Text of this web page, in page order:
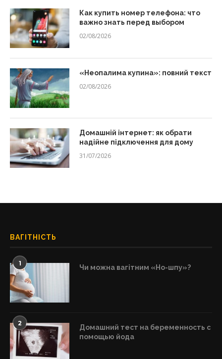
Как купить номер телефона: что
важно знать перед выбором
02/08/2026
«Неопалима купина»: повний текст
02/08/2026
Домашній інтернет: як обрати
надійне підключення для дому
31/07/2026
ВАГІТНІСТЬ
1 Чи можна вагітним «Но-шпу»?
2
Домашний тест на беременность с
помощью йода